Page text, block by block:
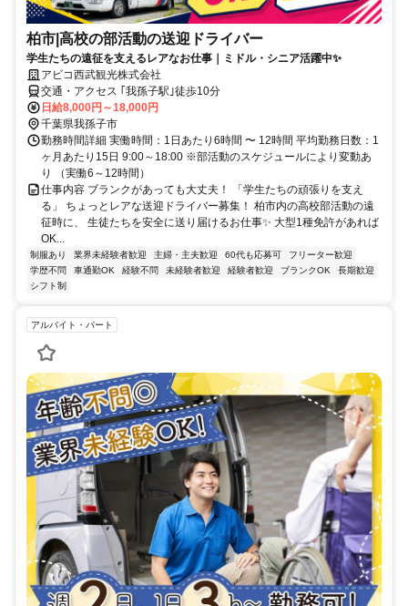
柏市|高校の部活動の送迎ドライバー
学生たちの遠征を支えるレアなお仕事｜ミドル・シニア活躍中✨
アビコ西武観光株式会社
交通・アクセス ｢我孫子駅｣徒歩10分
日給8,000円～18,000円
千葉県我孫子市
勤務時間詳細 実働時間：1日あたり6時間 〜 12時間 平均勤務日数：1
ヶ月あたり15日 9:00～18:00 ※部活動のスケジュールにより変動あ
り （実働6～12時間）
仕事内容 ブランクがあっても大丈夫！ 「学生たちの頑張りを支え
る」 ちょっとレアな送迎ドライバー募集！ 柏市内の高校部活動の遠
征時に、 生徒たちを安全に送り届けるお仕事✨ 大型1種免許があれば
OK...
制服あり 業界未経験者歓迎 主婦・主夫歓迎 60代も応募可
フリーター歓迎
学歴不問
車通勤OK 経験不問 未経験者歓迎 経験者歓迎 ブランクOK
長期歓迎
シフト制
アルバイト・パート